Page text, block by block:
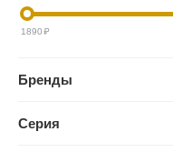
1890₽
Бренды
Серия